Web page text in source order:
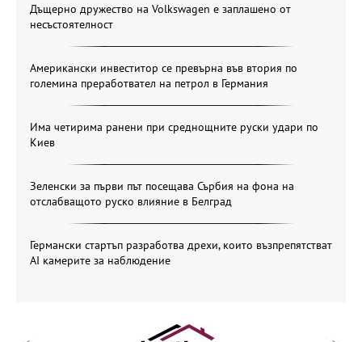
Дъщерно дружество на Volkswagen е заплашено от
несъстоятелност
Американски инвеститор се превърна във втория по
големина преработвател на петрол в Германия
Има четирима ранени при среднощните руски удари по
Киев
Зеленски за първи път посещава Сърбия на фона на
отслабващото руско влияние в Белград
Германски стартъп разработва дрехи, които възпрепятстват
AI камерите за наблюдение